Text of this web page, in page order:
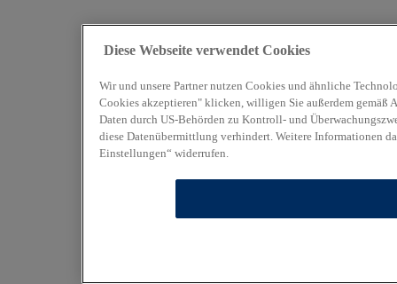
Diese Webseite verwendet Cookies
Wir und unsere Partner nutzen Cookies und ähnliche
Cookies akzeptieren" klicken, willigen Sie außerdem gemäß
Daten durch US-Behörden zu Kontroll- und
diese Datenübermittlung verhindert. Weitere Informationen
Einstellungen“ widerrufen.